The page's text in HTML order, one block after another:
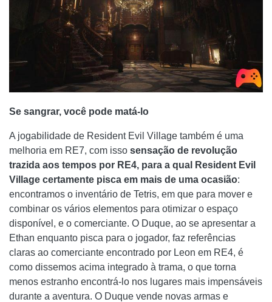
Se sangrar, você pode matá-lo
A jogabilidade de Resident Evil Village também é uma
melhoria em RE7, com isso sensação de revolução
trazida aos tempos por RE4, para a qual Resident Evil
Village certamente pisca em mais de uma ocasião:
encontramos o inventário de Tetris, em que para mover e
combinar os vários elementos para otimizar o espaço
disponível, e o comerciante. O Duque, ao se apresentar a
Ethan enquanto pisca para o jogador, faz referências
claras ao comerciante encontrado por Leon em RE4, é
como dissemos acima integrado à trama, o que torna
menos estranho encontrá-lo nos lugares mais impensáveis
​​durante a aventura. O Duque vende novas armas e